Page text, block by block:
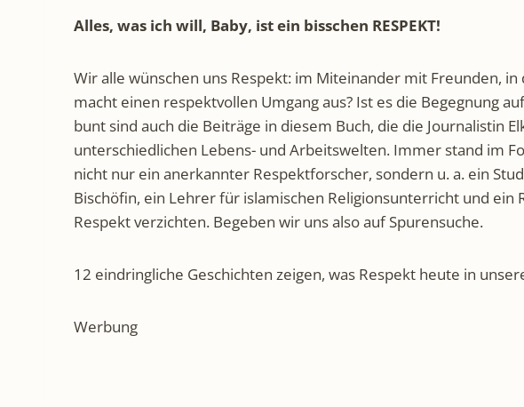
Alles, was ich will, Baby, ist ein bisschen RESPEKT!
Wir alle wünschen uns Respekt: im Miteinander mit Freunden,
macht einen respektvollen Umgang aus? Ist es die Begegnung
bunt sind auch die Beiträge in diesem Buch, die die Journalistin
unterschiedlichen Lebens- und Arbeitswelten. Immer stand im
nicht nur ein anerkannter Respektforscher, sondern u. a. ein
Bischöfin, ein Lehrer für islamischen Religionsunterricht und ein
Respekt verzichten. Begeben wir uns also auf Spurensuche.
12 eindringliche Geschichten zeigen, was Respekt heute in
Werbung